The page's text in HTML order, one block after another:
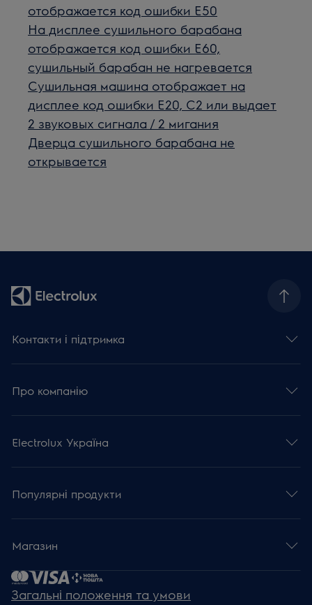
отображается код ошибки E50
На дисплее сушильного барабана
отображается код ошибки E60,
сушильный барабан не нагревается
Сушильная машина отображает на
дисплее код ошибки E20, C2 или выдает
2 звуковых сигнала / 2 мигания
Дверца сушильного барабана не
открывается
Контакти і підтримка
Про компанію
Electrolux Україна
Популярні продукти
Магазин
Загальні положення та умови